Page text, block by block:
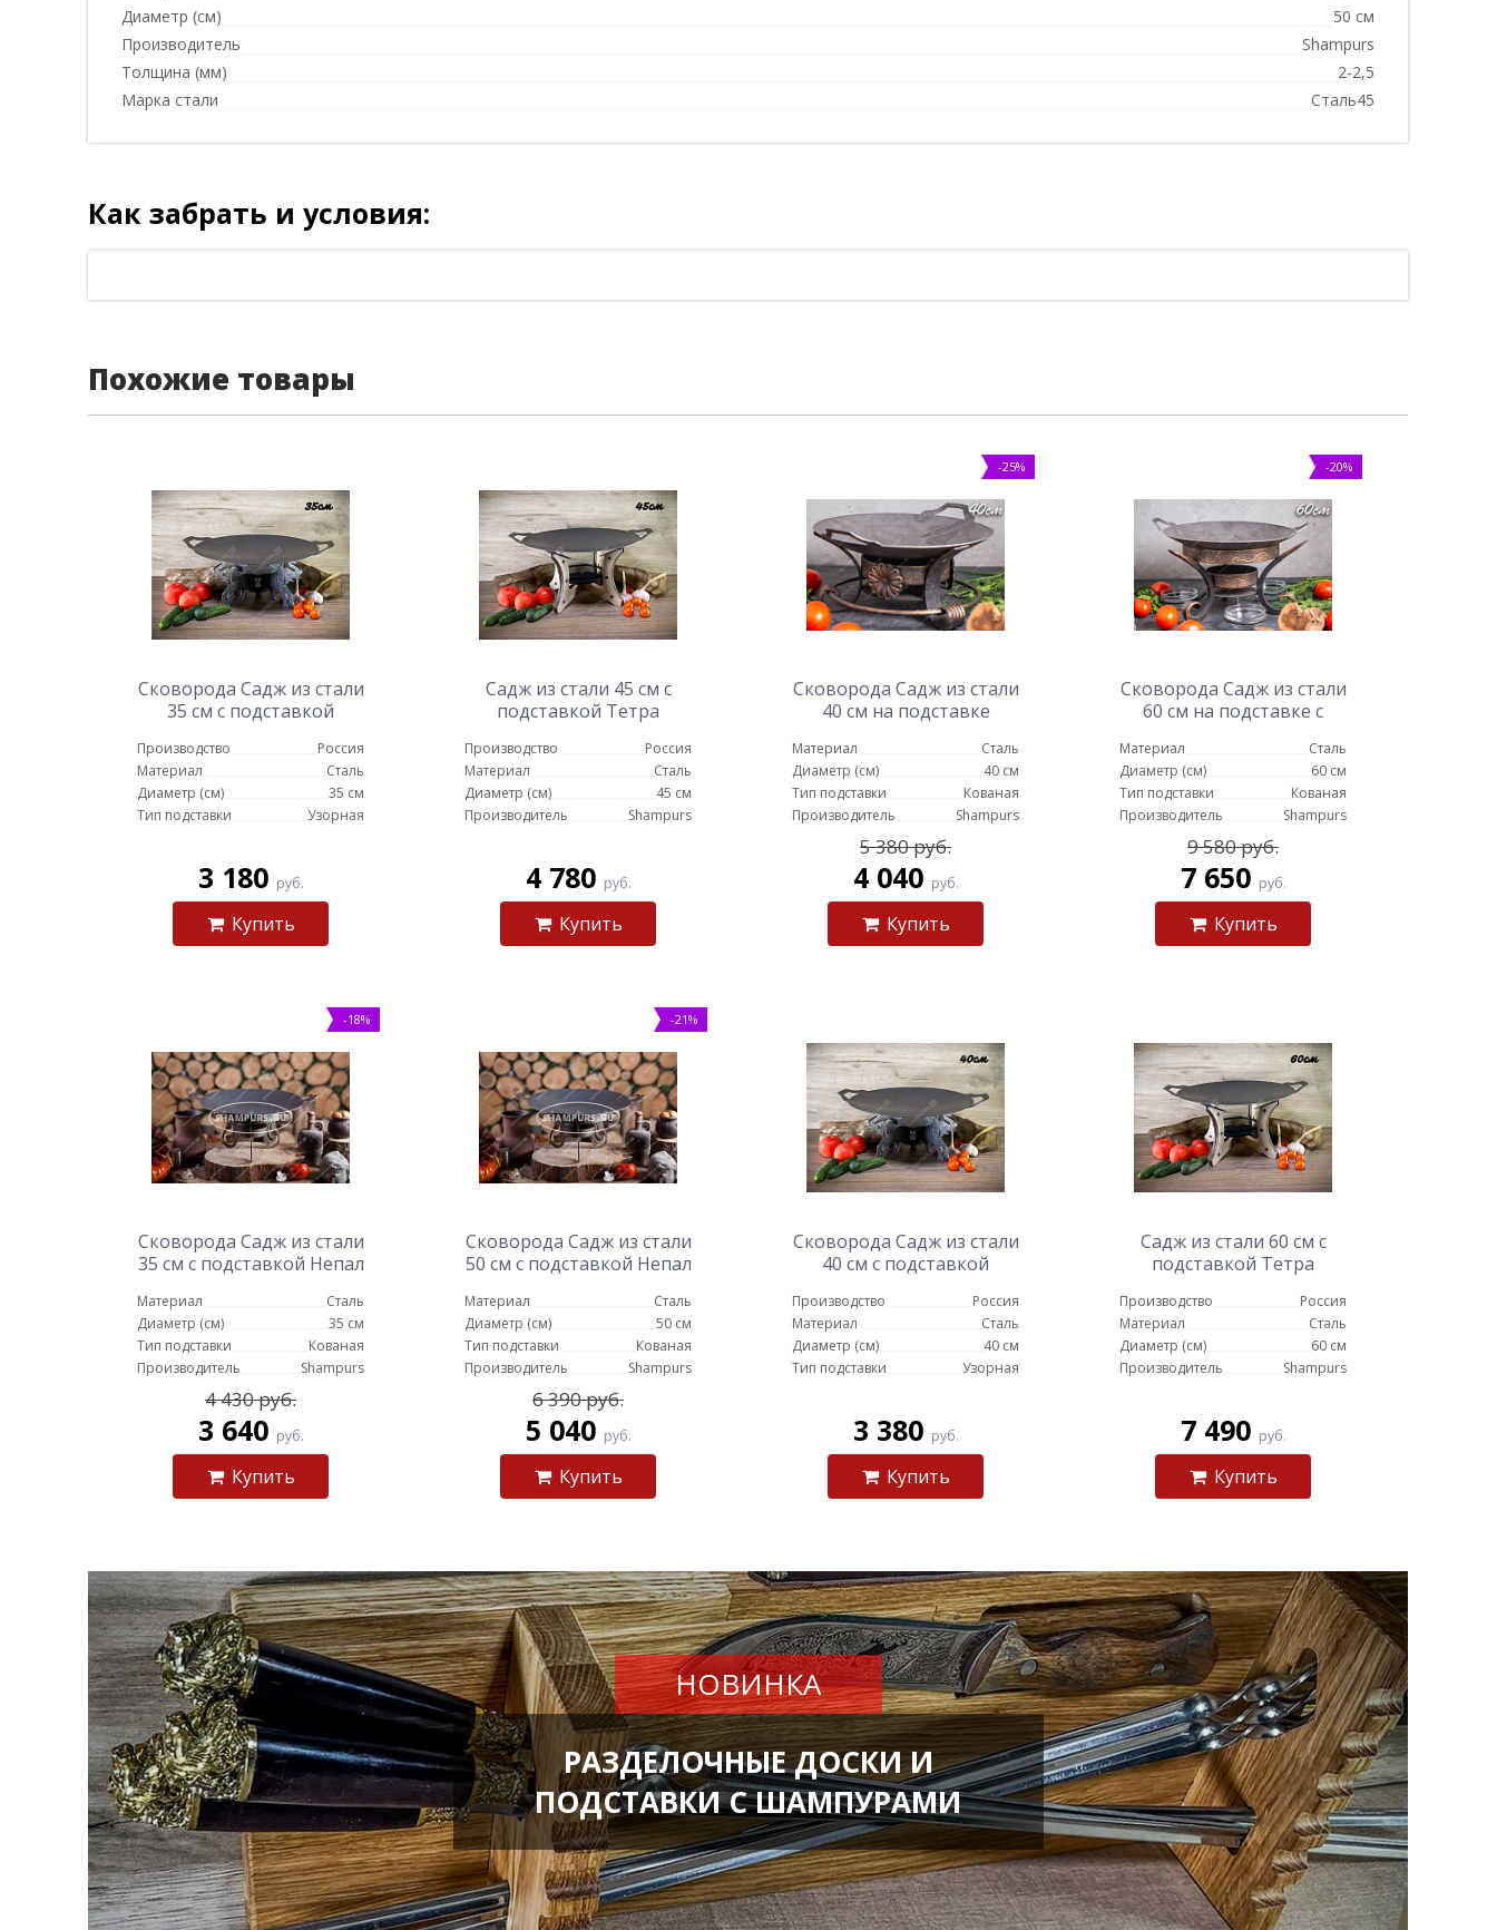
Диаметр (см)
50 см
Производитель
Shampurs
Толщина (мм)
2-2,5
Марка стали
Сталь45
Как забрать и условия:
Похожие товары
Сковорода Садж из стали
35 см с подставкой
Производство
Россия
Материал
Сталь
Диаметр (см)
35 см
Тип подставки
Узорная
3 180 руб.
Купить
Садж из стали 45 см с
подставкой Тетра
Производство
Россия
Материал
Сталь
Диаметр (см)
45 см
Производитель
Shampurs
4 780 руб.
Купить
-25%
Сковорода Садж из стали
40 см на подставке
Материал
Сталь
Диаметр (см)
40 см
Тип подставки
Кованая
Производитель
Shampurs
5 380 руб.
4 040 руб.
Купить
-20%
Сковорода Садж из стали
60 см на подставке с
Материал
Сталь
Диаметр (см)
60 см
Тип подставки
Кованая
Производитель
Shampurs
9 580 руб.
7 650 руб.
Купить
-18%
Сковорода Садж из стали
35 см с подставкой Непал
Материал
Сталь
Диаметр (см)
35 см
Тип подставки
Кованая
Производитель
Shampurs
4 430 руб.
3 640 руб.
Купить
-21%
Сковорода Садж из стали
50 см с подставкой Непал
Материал
Сталь
Диаметр (см)
50 см
Тип подставки
Кованая
Производитель
Shampurs
6 390 руб.
5 040 руб.
Купить
Сковорода Садж из стали
40 см с подставкой
Производство
Россия
Материал
Сталь
Диаметр (см)
40 см
Тип подставки
Узорная
3 380 руб.
Купить
Садж из стали 60 см с
подставкой Тетра
Производство
Россия
Материал
Сталь
Диаметр (см)
60 см
Производитель
Shampurs
7 490 руб.
Купить
НОВИНКА
РАЗДЕЛОЧНЫЕ ДОСКИ И
ПОДСТАВКИ С ШАМПУРАМИ